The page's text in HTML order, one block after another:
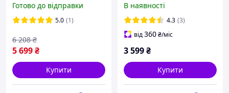
підвісний електрична
таль для складу та
кареткою
Готово до відправки
5.0 (1)
5 699₴
6 208 ₴
Купити
канатна Хонда висота
підйому 20.2/10.2 м
В наявності
4.3 (3)
від360₴/міс
3 599₴
Купити